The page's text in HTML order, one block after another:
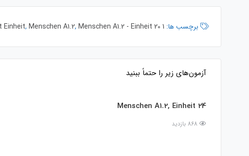
برچسب ها: 1 Test Einheit
, Menschen A1.2, Menschen A1.2 - Einheit 20
آزمون‌های زیر را حتماً ببنید
Menschen A1.2, Einheit 24